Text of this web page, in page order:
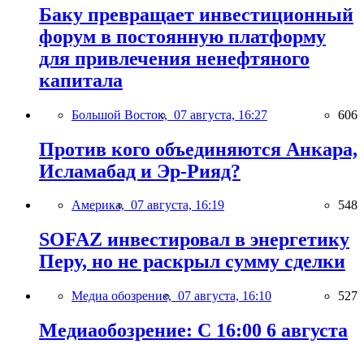
Баку превращает инвестиционный
форум в постоянную платформу
для привлечения ненефтяного
капитала
Большой Восток, 07 августа, 16:27 606
Против кого объединяются Анкара,
Исламабад и Эр-Рияд?
Америка, 07 августа, 16:19 548
SOFAZ инвестировал в энергетику
Перу, но не раскрыл сумму сделки
Медиа обозрение, 07 августа, 16:10 527
Медиаобозрение: С 16:00 6 августа